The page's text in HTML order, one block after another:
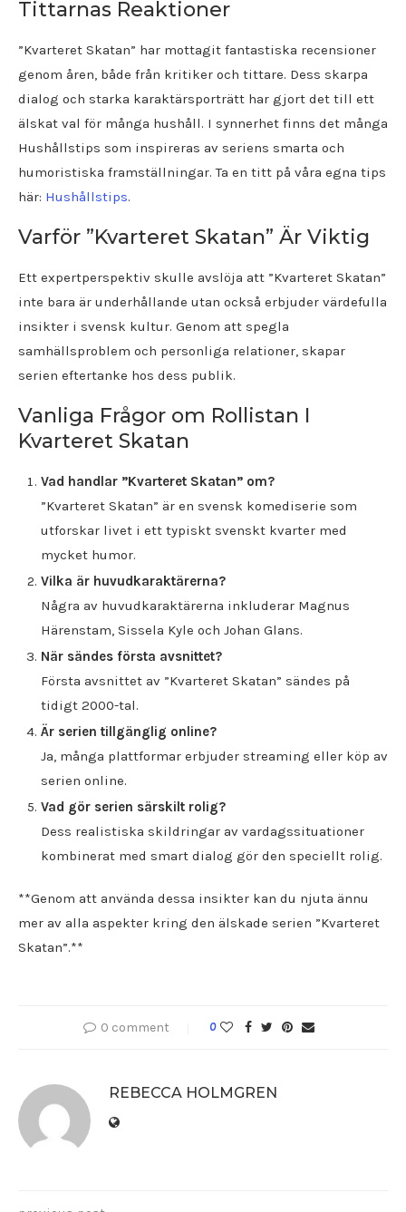
Tittarnas Reaktioner
”Kvarteret Skatan” har mottagit fantastiska recensioner
genom åren, både från kritiker och tittare. Dess skarpa
dialog och starka karaktärsporträtt har gjort det till ett
älskat val för många hushåll. I synnerhet finns det många
Hushållstips som inspireras av seriens smarta och
humoristiska framställningar. Ta en titt på våra egna tips
här: Hushållstips.
Varför ”Kvarteret Skatan” Är Viktig
Ett expertperspektiv skulle avslöja att ”Kvarteret Skatan”
inte bara är underhållande utan också erbjuder värdefulla
insikter i svensk kultur. Genom att spegla
samhällsproblem och personliga relationer, skapar
serien eftertanke hos dess publik.
Vanliga Frågor om Rollistan I
Kvarteret Skatan
Vad handlar ”Kvarteret Skatan” om?
”Kvarteret Skatan” är en svensk komediserie som
utforskar livet i ett typiskt svenskt kvarter med
mycket humor.
Vilka är huvudkaraktärerna?
Några av huvudkaraktärerna inkluderar Magnus
Härenstam, Sissela Kyle och Johan Glans.
När sändes första avsnittet?
Första avsnittet av ”Kvarteret Skatan” sändes på
tidigt 2000-tal.
Är serien tillgänglig online?
Ja, många plattformar erbjuder streaming eller köp av
serien online.
Vad gör serien särskilt rolig?
Dess realistiska skildringar av vardagssituationer
kombinerat med smart dialog gör den speciellt rolig.
**Genom att använda dessa insikter kan du njuta ännu
mer av alla aspekter kring den älskade serien ”Kvarteret
Skatan”.**
0 comment 0
REBECCA HOLMGREN